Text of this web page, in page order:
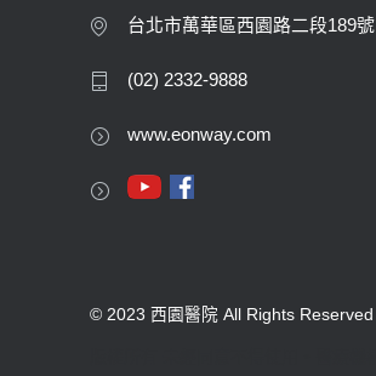
台北市萬華區西園路二段189號
(02) 2332-9888
www.eonway.com
© 2023 西園醫院 All Rights Reserved